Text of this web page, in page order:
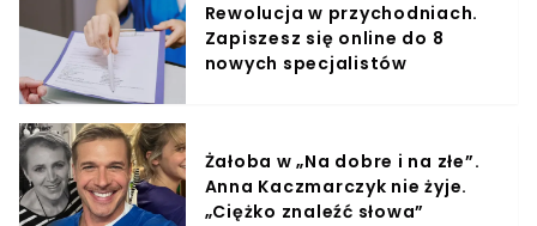
Rewolucja w przychodniach.
Zapiszesz się online do 8
nowych specjalistów
Żałoba w „Na dobre i na złe”.
Anna Kaczmarczyk nie żyje.
„Ciężko znaleźć słowa”